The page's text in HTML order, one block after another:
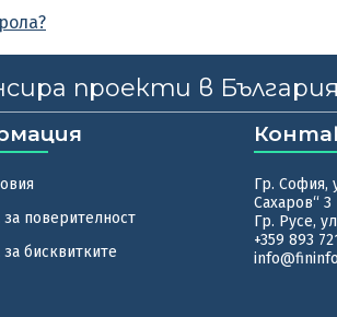
проекти в
поверителност
бисквитките
Гр. София,
Сахаров“ 3
Гр. Русе,
+359 893